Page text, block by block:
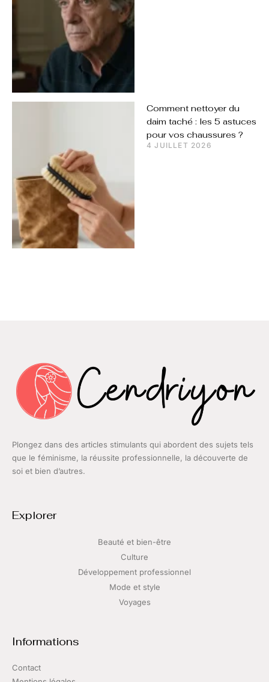
Comment nettoyer du
daim taché : les 5 astuces
pour vos chaussures ?
4 JUILLET 2026
Plongez dans des articles stimulants qui abordent des sujets tels
que le féminisme, la réussite professionnelle, la découverte de
soi et bien d’autres.
Explorer
Beauté et bien-être
Culture
Développement professionnel
Mode et style
Voyages
Informations
Contact